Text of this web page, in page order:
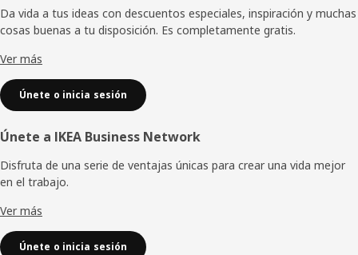
de
página
Da vida a tus ideas con descuentos especiales, inspiración y muchas
cosas buenas a tu disposición. Es completamente gratis.
Ver más
Únete o inicia sesión
Únete a IKEA Business Network
Disfruta de una serie de ventajas únicas para crear una vida mejor
en el trabajo.
Ver más
Únete o inicia sesión